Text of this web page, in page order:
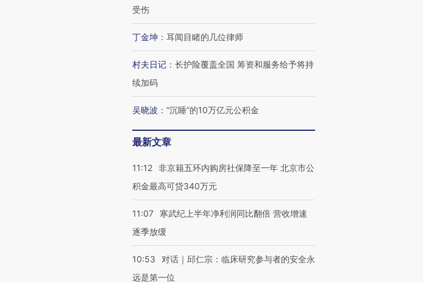
受伤
丁金坤 ： 耳闻目睹的几位律师
村夫日记 ： 长护险覆盖全国 筹资和服务给予将持
续加码
吴晓波 ： “沉睡”的10万亿元公积金
最新文章
11:12 非京籍五环内购房社保降至一年 北京市公
积金最高可贷340万元
11:07
寒武纪上半年净利润同比翻倍 营收增速
逐季放缓
10:53
对话｜邱仁宗：临床研究参与者的安全永
远是第一位